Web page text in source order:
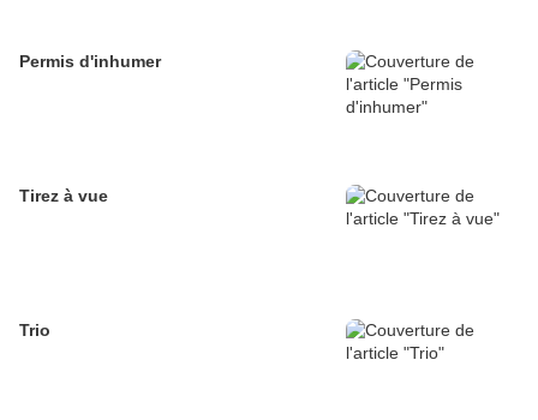
Permis d'inhumer
Tirez à vue
Trio